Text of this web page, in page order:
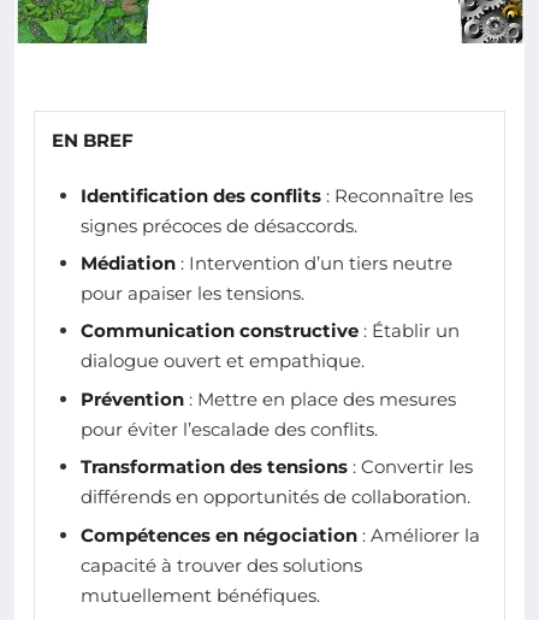
EN BREF
Identification des conflits : Reconnaître les
signes précoces de désaccords.
Médiation : Intervention d’un tiers neutre
pour apaiser les tensions.
Communication constructive : Établir un
dialogue ouvert et empathique.
Prévention : Mettre en place des mesures
pour éviter l’escalade des conflits.
Transformation des tensions : Convertir les
différends en opportunités de collaboration.
Compétences en négociation : Améliorer la
capacité à trouver des solutions
mutuellement bénéfiques.